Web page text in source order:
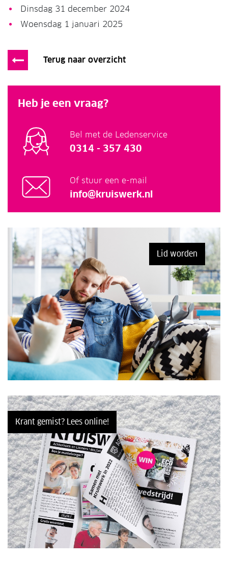
Dinsdag 31 december 2024
Woensdag 1 januari 2025
Terug naar overzicht
Heb je een vraag?
Bel met de Ledenservice
0314 - 357 430
Of stuur een e-mail
info@kruiswerk.nl
Lid worden
Krant gemist? Lees online!